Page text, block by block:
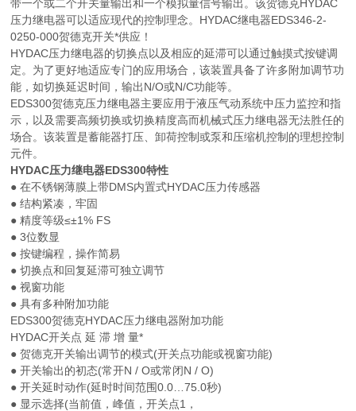
带一个或二个开关量输出和一个模拟量信号输出。该贺德克HYDAC
压力继电器可以适应现代的控制理念。HYDAC继电器EDS346-2-
0250-000贺德克开关*供应！
HYDAC压力继电器的切换点以及相应的延滞可以通过触摸式按键调
定。为了更好地适应专门的应用场合，该装置具备了许多附加调节功
能，如切换延迟时间，输出N/O或N/C功能等。
EDS300贺德克压力继电器主要应用于液压气动系统中压力监控和指
示，以及需要高频切换或切换精度高而机械式压力继电器无法胜任的
场合。该装置是蓄能器打压、卸荷控制或泵和压缩机控制的理想控制
元件。
HYDAC压力继电器EDS300特性
● 在不锈钢薄膜上带DMS内置式HYDAC压力传感器
● 结构紧凑，牢固
● 精度等级≤±1% FS
● 3位数显
● 按键编程，操作简易
● 切换点和回复延滞可独立调节
● 视窗功能
● 具有多种附加功能
EDS300贺德克HYDAC压力继电器附加功能
HYDAC开关点 延 滞 增 量*
● 贺德克开关输出调节的模式(开关点功能或视窗功能)
● 开关输出的初态(常开N / O或常闭N / O)
● 开关延时动作(延时时间范围0.0…75.0秒)
● 显示选择(当前值，峰值，开关点1，